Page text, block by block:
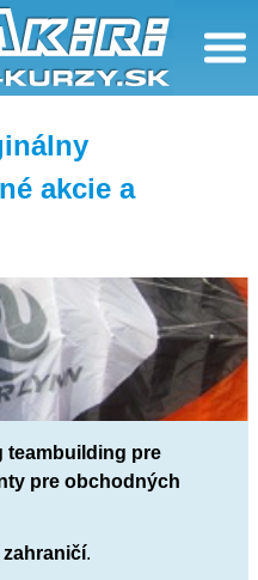
akcie a
teambuilding pre
pre obchodných
zahraničí.